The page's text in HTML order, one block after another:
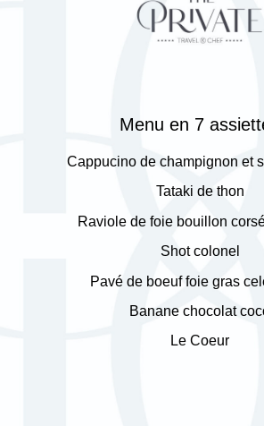
Menu en 7
Cappucino de champignon et
Tataki de thon
Raviole de foie bouillon
Shot colonel
Pavé de boeuf foie gras
Banane chocolat
Le Coeur